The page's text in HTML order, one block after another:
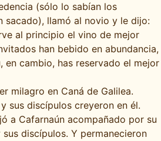
(sólo lo sabían los
sacado), llamó al novio y le dijo:
al principio el vino de mejor
han bebido en abundancia,
en cambio, has reservado el mejor
milagro en Caná de Galilea.
sus discípulos creyeron en él.
a Cafarnaún acompañado por su
sus discípulos. Y permanecieron